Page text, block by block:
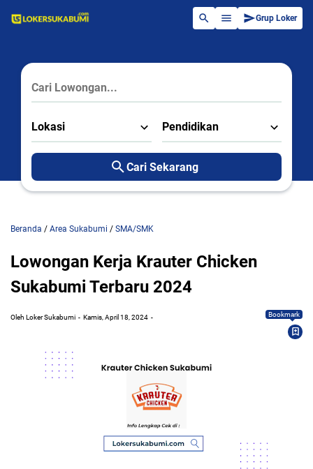
Grup Loker
Lokasi Pendidikan
Cari Sekarang
Beranda / Area Sukabumi / SMA/SMK
Lowongan Kerja Krauter Chicken
Sukabumi Terbaru 2024
Oleh Loker Sukabumi Kamis, April 18, 2024 Bookmark